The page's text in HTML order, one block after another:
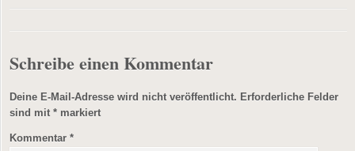
Schreibe einen Kommentar
Deine E-Mail-Adresse wird nicht veröffentlicht. Erforderliche Felder
sind mit * markiert
Kommentar *